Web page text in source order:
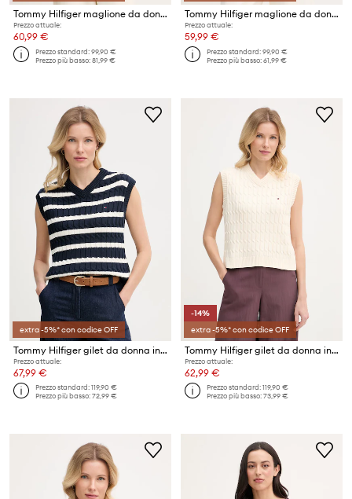
Tommy Hilfiger maglione da donna con cotone
Prezzo attuale:
60,99 €
Prezzo standard:99,90 €
Prezzo più basso:81,99 €
Tommy Hilfiger maglione da donna con cotone
Prezzo attuale:
59,99 €
Prezzo standard:99,90 €
Prezzo più basso:61,99 €
extra -5%* con codice OFF
Tommy Hilfiger gilet da donna in cotone
Prezzo attuale:
67,99 €
Prezzo standard:119,90 €
Prezzo più basso:72,99 €
-14%
extra -5%* con codice OFF
Tommy Hilfiger gilet da donna in cotone
Prezzo attuale:
62,99 €
Prezzo standard:119,90 €
Prezzo più basso:73,99 €